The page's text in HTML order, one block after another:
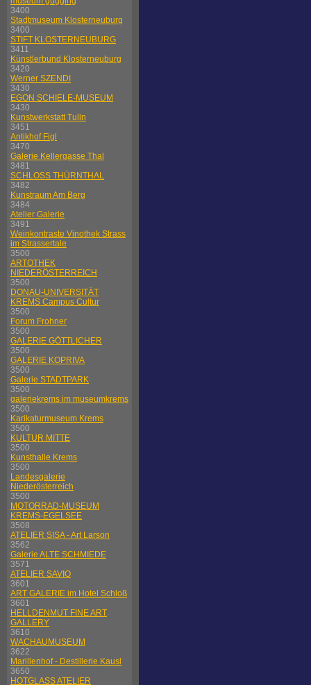
3400
Stadtmuseum Klosterneuburg
3400
STIFT KLOSTERNEUBURG
3411
Künstlerbund Klosterneuburg
3420
Werner SZENDI
3430
EGON SCHIELE-MUSEUM
3430
Kunstwerkstatt Tulln
3451
Antikhof Figl
3470
Galerie Kellergasse Thal
3481
SCHLOSS THÜRNTHAL
3482
Kunstraum Am Berg
3484
Atelier Galerie
3491
Weinkontraste Vinothek Strass
im Strassertale
3500
ARTOTHEK
NIEDERÖSTERREICH
3500
DONAU-UNIVERSITÄT
KREMS Campus Cultur
3500
Forum Frohner
3500
GALERIE GÖTTLICHER
3500
GALERIE KOPRIVA
3500
Galerie STADTPARK
3500
galeriekrems im museumkrems
3500
Karikaturmuseum Krems
3500
KULTUR MITTE
3500
Kunsthalle Krems
3500
Landesgalerie
Niederösterreich
3500
MOTORRAD-MUSEUM
KREMS-EGELSEE
3508
ATELIER SISA - Art Larson
3562
Galerie ALTE SCHMIEDE
3571
ATELIER SAVIO
3601
ART GALERIE im Hotel Schloß
3601
HELLDENMUT FINE ART
GALLERY
3610
WACHAUMUSEUM
3622
Marillenhof - Destillerie Kausl
3650
HOTGLASS ATELIER